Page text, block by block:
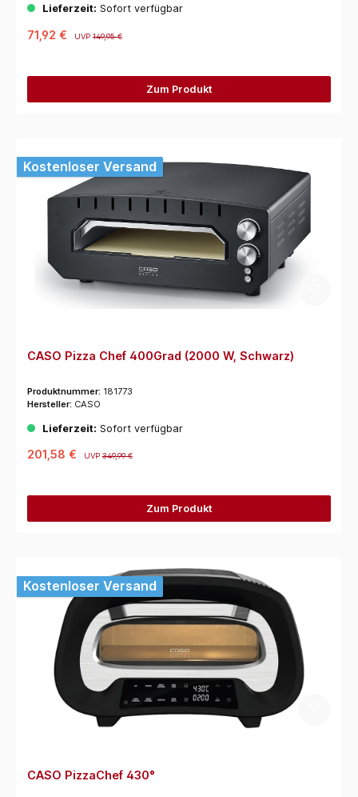
Lieferzeit: Sofort verfügbar
71,92 € UVP149,95 €
Zum Produkt
Kostenloser Versand
CASO Pizza Chef 400Grad (2000 W, Schwarz)
Produktnummer: 181773
Hersteller: CASO
Lieferzeit: Sofort verfügbar
201,58 € UVP349,99 €
Zum Produkt
Kostenloser Versand
CASO PizzaChef 430°